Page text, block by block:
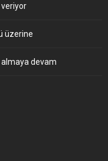
üzerine
almaya devam